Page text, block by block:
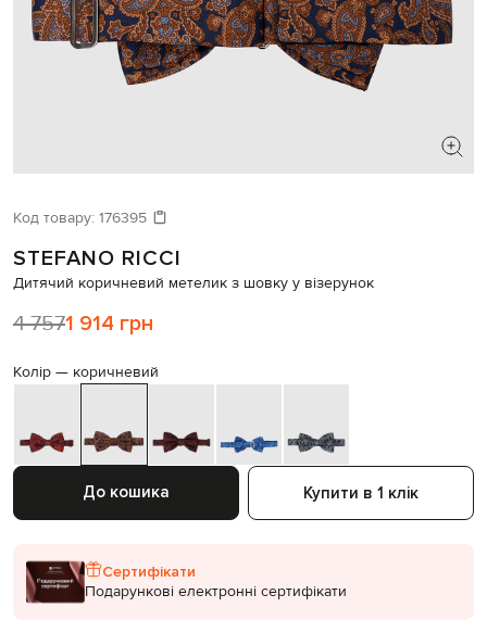
Код товару: 176395
STEFANO RICCI
Дитячий коричневий метелик з шовку у візерунок
4 7571 914 грн
Колір — коричневий
До кошика Купити в 1 клік
Сертифікати
Подарункові електронні сертифікати